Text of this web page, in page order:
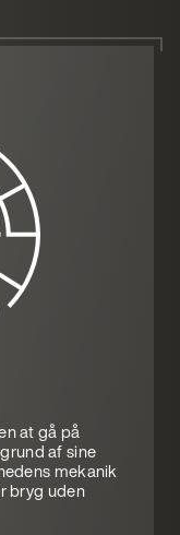
at gå på
af sine
mekanik
bryg uden